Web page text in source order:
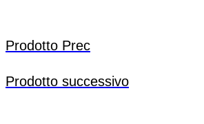
Prodotto Prec
Prodotto successivo